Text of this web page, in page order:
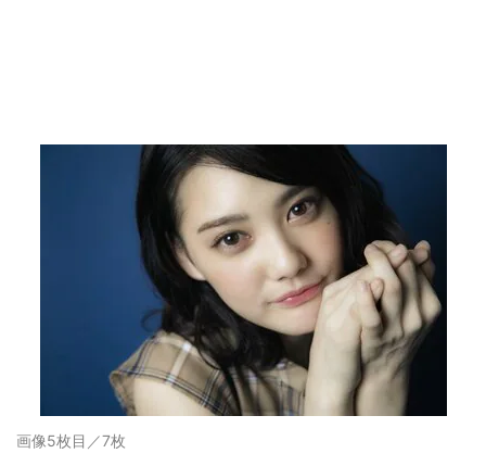
画像5枚目／7枚